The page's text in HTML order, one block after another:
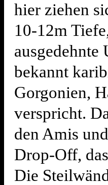
hier ziehen
10-12m
ausgedehnte
bekannt
Gorgonien,
verspricht.
den Amis
Drop-Off,
Die